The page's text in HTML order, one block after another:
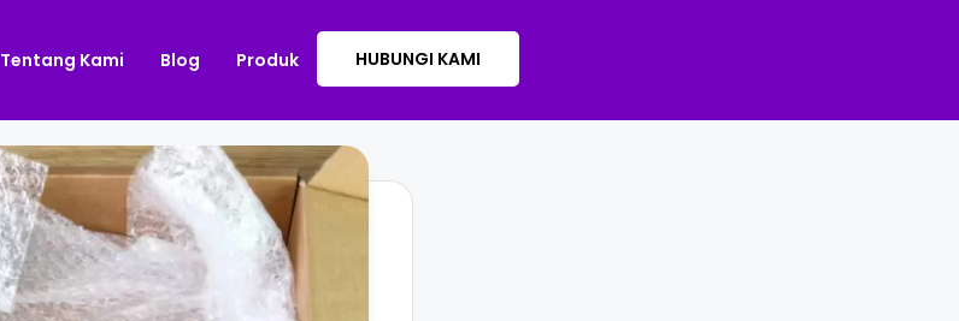
Tentang Kami Blog Produk HUBUNGI KAMI